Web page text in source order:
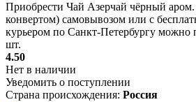
Приобрести Чай Азерчай чёрный
конвертом) самовывозом или с
курьером по Санкт-Петербургу можно
шт.
4.50
Нет в наличии
Уведомить о поступлении
Страна происхождения: Россия